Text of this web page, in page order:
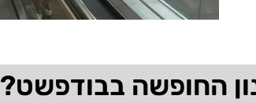
החופשה בבודפשט?